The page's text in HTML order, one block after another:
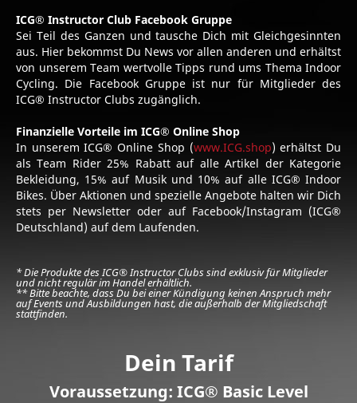
ICG® Instructor Club Facebook Gruppe
Sei Teil des Ganzen und tausche Dich mit Gleichgesinnten
aus. Hier bekommst Du News vor allen anderen und erhältst
von unserem Team wertvolle Tipps rund ums Thema Indoor
Cycling. Die Facebook Gruppe ist nur für Mitglieder des
ICG® Instructor Clubs zugänglich.
Finanzielle Vorteile im ICG® Online Shop
In unserem ICG® Online Shop (www.ICG.shop) erhältst Du
als Team Rider 25% Rabatt auf alle Artikel der Kategorie
Bekleidung, 15% auf Musik und 10% auf alle ICG® Indoor
Bikes. Über Aktionen und spezielle Angebote halten wir Dich
stets per Newsletter oder auf Facebook/Instagram (ICG®
Deutschland) auf dem Laufenden.
* Die Produkte des ICG® Instructor Clubs sind exklusiv für Mitglieder
und nicht regulär im Handel erhältlich.
** Bitte beachte, dass Du bei einer Kündigung keinen Anspruch mehr
auf Events und Ausbildungen hast, die außerhalb der Mitgliedschaft
stattfinden.
Dein Tarif
Voraussetzung: ICG® Basic Level